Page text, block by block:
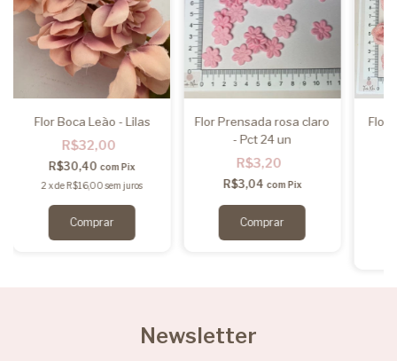
Flor Boca Leão - Lilas
R$32,00
R$30,40 com Pix
2 xdeR$16,00 sem juros
Flor Prensada rosa claro
- Pct 24 un
R$3,20
R$3,04 com Pix
Flor
Newsletter